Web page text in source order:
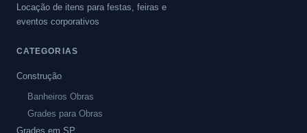
Locação de itens para festas, feiras e
eventos corporativos
CATEGORIAS
Construção
Banheiros Obras
Grades para Obras
Grades em SP